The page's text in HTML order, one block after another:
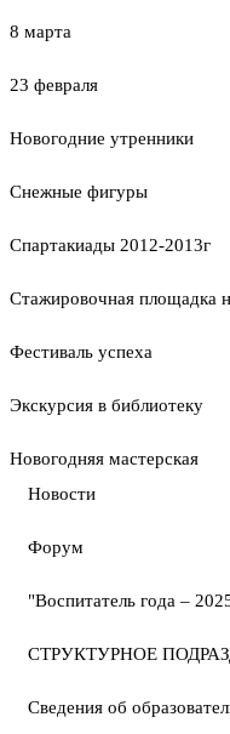
8 марта
23 февраля
Новогодние утренники
Cнежные фигуры
Спартакиады 2012-2013г
Стажировочная
Фестиваль успеха
Экскурсия в библиотеку
Новогодняя мастерская
Новости
Форум
"Воспитатель года –
СТРУКТУРНОЕ
Сведения об